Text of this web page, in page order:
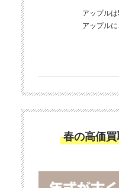
アップル
アップルに
春の高価